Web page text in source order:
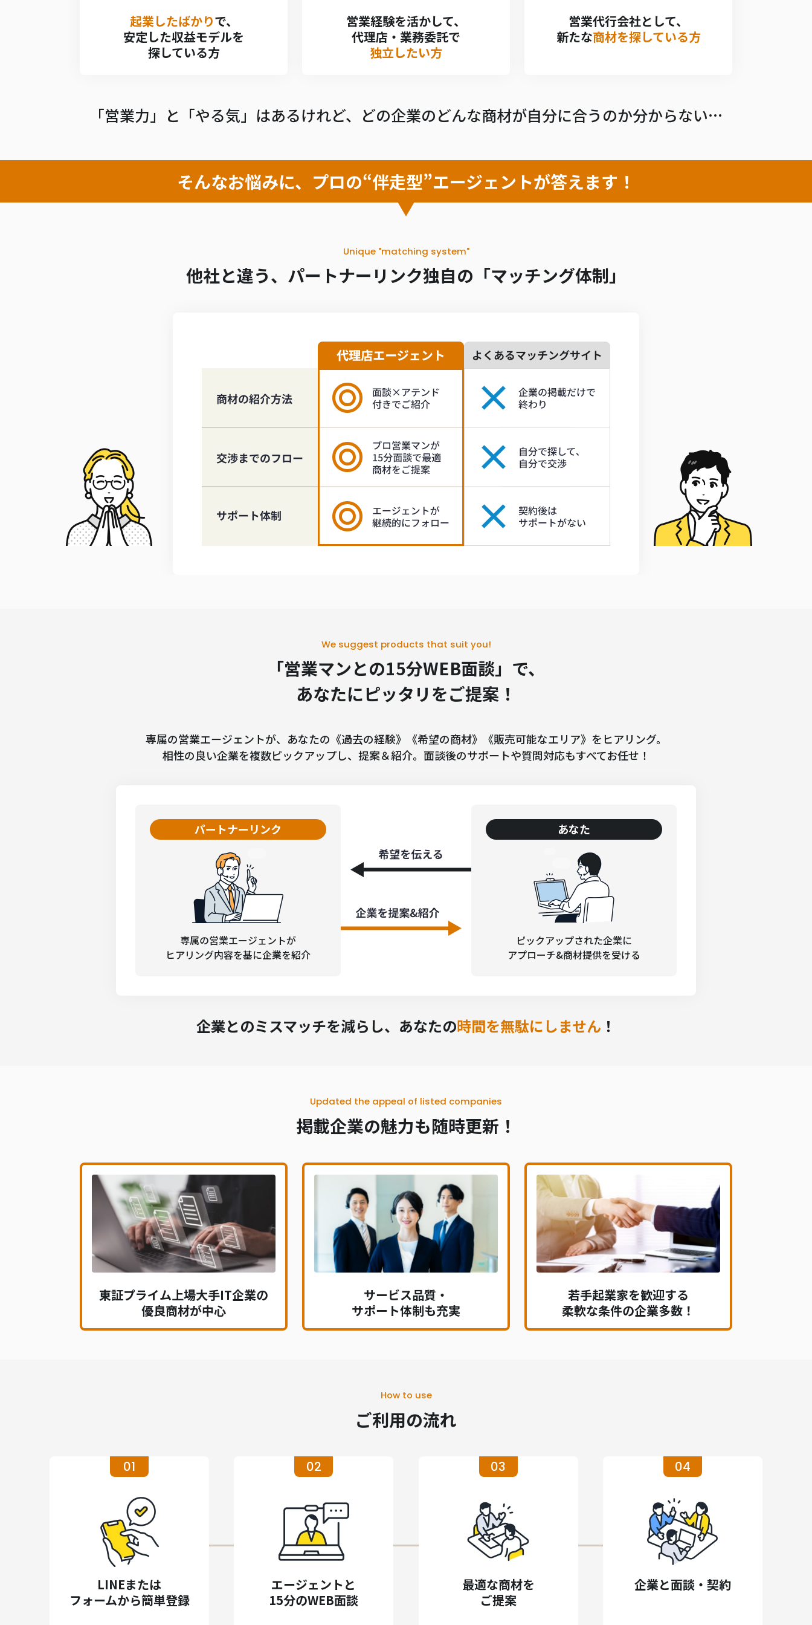
起業したばかりで、
安定した収益モデルを
探している方
営業経験を活かして、
代理店・業務委託で
独立したい方
営業代行会社として、
新たな商材を探している方
「営業力」と「やる気」はあるけれど、どの企業のどんな商材が自分に合うのか分からない…
そんなお悩みに、プロの“伴走型”エージェントが答えます！
Unique "matching system"
他社と違う、パートナーリンク独自の「マッチング体制」
We suggest products that suit you!
「営業マンとの15分WEB面談」で、
あなたにピッタリをご提案！
専属の営業エージェントが、 あなたの《過去の経験》《希望の商材》《販売可能なエリア》をヒアリング。
相性の良い企業を複数ピックアップし、 提案＆紹介。 面談後のサポートや質問対応もすべてお任せ！
パートナーリンク
専属の営業エージェントが
ヒアリング内容を基に企業を紹介
あなた
ピックアップされた企業に
アプローチ&商材提供を受ける
企業とのミスマッチを減らし、 あなたの時間を無駄にしません ！
Updated the appeal of listed companies
掲載企業の魅力も随時更新！
東証プライム上場大手IT企業の
優良商材が中心
サービス品質・
サポート体制も充実
若手起業家を歓迎する
柔軟な条件の企業多数！
How to use
ご利用の流れ
01
LINEまたは
フォームから簡単登録
02
エージェントと
15分のWEB面談
03
最適な商材を
ご提案
04
企業と面談・契約